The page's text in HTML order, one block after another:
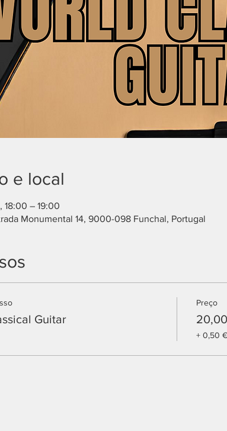
e local
– 19:00
Monumental 14, 9000-098 Funchal, Portugal
Guitar
Preço
+ 0,50